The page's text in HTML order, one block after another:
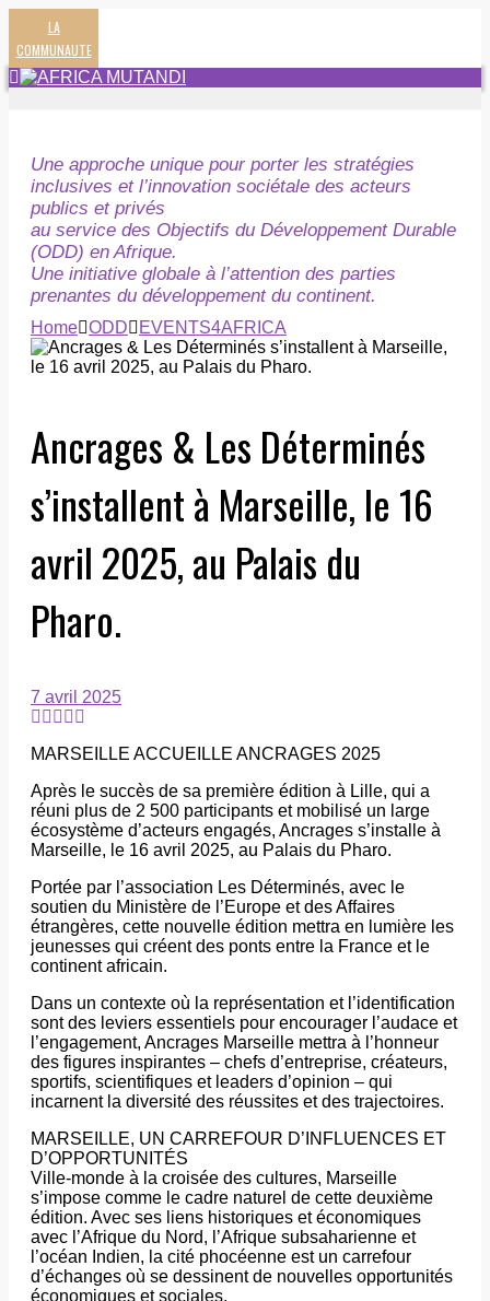
LA
COMMUNAUTE
Une approche unique pour porter les stratégies
inclusives et l’innovation sociétale des acteurs
publics et privés
au service des Objectifs du Développement Durable
(ODD) en Afrique.
Une initiative globale à l’attention des parties
prenantes du développement du continent.
Home ODD EVENTS4AFRICA
Ancrages & Les Déterminés
s’installent à Marseille, le 16
avril 2025, au Palais du
Pharo.
7 avril 2025
MARSEILLE ACCUEILLE ANCRAGES 2025
Après le succès de sa première édition à Lille, qui a
réuni plus de 2 500 participants et mobilisé un large
écosystème d’acteurs engagés, Ancrages s’installe à
Marseille, le 16 avril 2025, au Palais du Pharo.
Portée par l’association Les Déterminés, avec le
soutien du Ministère de l’Europe et des Affaires
étrangères, cette nouvelle édition mettra en lumière les
jeunesses qui créent des ponts entre la France et le
continent africain.
Dans un contexte où la représentation et l’identification
sont des leviers essentiels pour encourager l’audace et
l’engagement, Ancrages Marseille mettra à l’honneur
des figures inspirantes – chefs d’entreprise, créateurs,
sportifs, scientifiques et leaders d’opinion – qui
incarnent la diversité des réussites et des trajectoires.
MARSEILLE, UN CARREFOUR D’INFLUENCES ET
D’OPPORTUNITÉS
Ville-monde à la croisée des cultures, Marseille
s’impose comme le cadre naturel de cette deuxième
édition. Avec ses liens historiques et économiques
avec l’Afrique du Nord, l’Afrique subsaharienne et
l’océan Indien, la cité phocéenne est un carrefour
d’échanges où se dessinent de nouvelles opportunités
économiques et sociales.